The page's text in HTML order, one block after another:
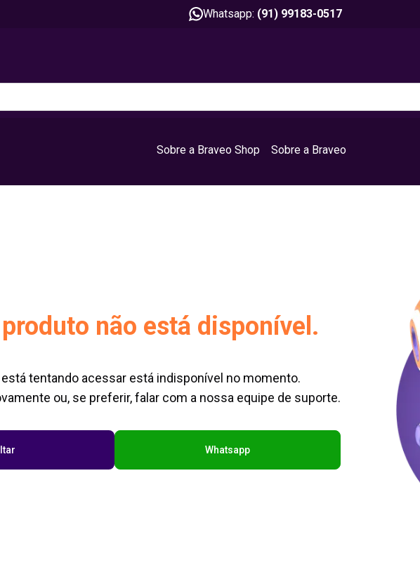
Whatsapp: (91) 99183-0517
Sobre a Braveo Shop Sobre a Braveo
não está disponível.
tentando acessar está indisponível no momento.
ou, se preferir, falar com a nossa equipe de suporte.
Whatsapp